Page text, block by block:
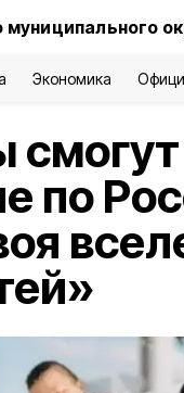
Экономика
по